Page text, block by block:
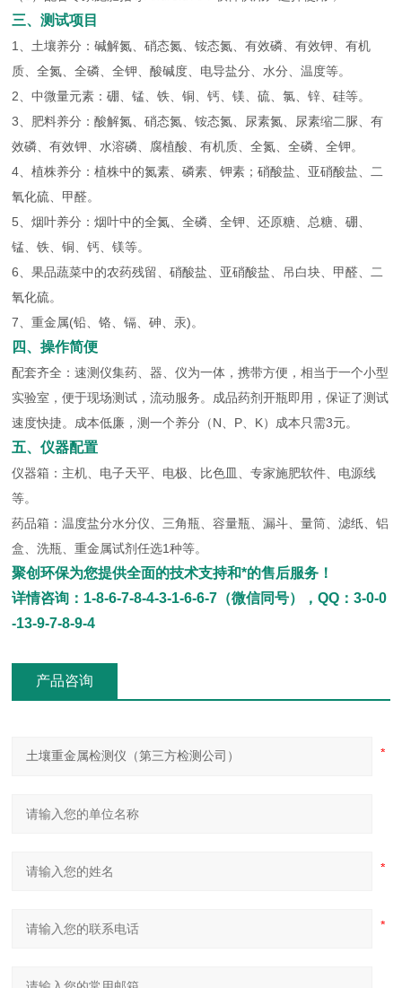
三、测试项目
1、土壤养分：碱解氮、硝态氮、铵态氮、有效磷、有效钾、有机
质、全氮、全磷、全钾、酸碱度、电导盐分、水分、温度等。
2、中微量元素：硼、锰、铁、铜、钙、镁、硫、氯、锌、硅等。
3、肥料养分：酸解氮、硝态氮、铵态氮、尿素氮、尿素缩二脲、有
效磷、有效钾、水溶磷、腐植酸、有机质、全氮、全磷、全钾。
4、植株养分：植株中的氮素、磷素、钾素；硝酸盐、亚硝酸盐、二
氧化硫、甲醛。
5、烟叶养分：烟叶中的全氮、全磷、全钾、还原糖、总糖、硼、
锰、铁、铜、钙、镁等。
6、果品蔬菜中的农药残留、硝酸盐、亚硝酸盐、吊白块、甲醛、二
氧化硫。
7、重金属(铅、铬、镉、砷、汞)。
四、操作简便
配套齐全：速测仪集药、器、仪为一体，携带方便，相当于一个小型
实验室，便于现场测试，流动服务。成品药剂开瓶即用，保证了测试
速度快捷。成本低廉，测一个养分（N、P、K）成本只需3元。
五、仪器配置
仪器箱：主机、电子天平、电极、比色皿、专家施肥软件、电源线
等。
药品箱：温度盐分水分仪、三角瓶、容量瓶、漏斗、量筒、滤纸、铝
盒、洗瓶、重金属试剂任选1种等。
聚创环保为您提供全面的技术支持和*的售后服务！
详情咨询：1-8-6-7-8-4-3-1-6-6-7（微信同号），QQ：3-0-0
-13-9-7-8-9-4
产品咨询